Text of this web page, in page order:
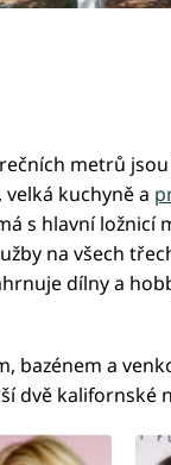
metrů
kuchyně a
s hlavní ložnicí
na všech
dílny a
bazénem a
dvě kalifornské